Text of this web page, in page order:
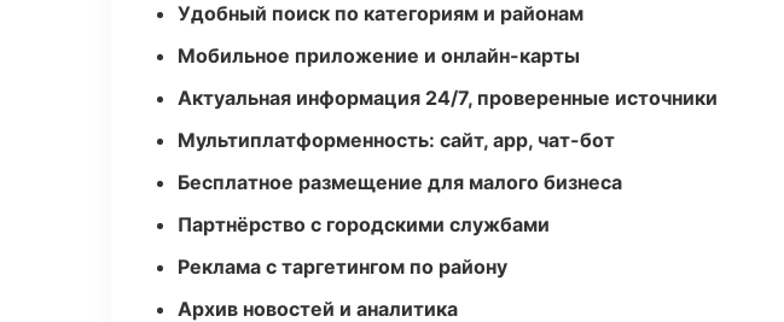
Удобный поиск по категориям и районам
Мобильное приложение и онлайн-карты
Актуальная информация 24/7, проверенные источники
Мультиплатформенность: сайт, app, чат-бот
Бесплатное размещение для малого бизнеса
Партнёрство с городскими службами
Реклама с таргетингом по району
Архив новостей и аналитика